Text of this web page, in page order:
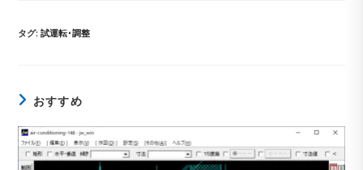
リ
タグ:試運転･調整
おすすめ